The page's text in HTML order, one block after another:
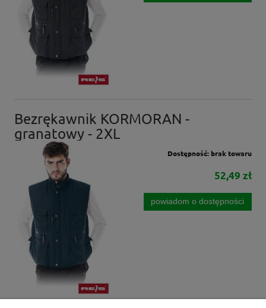
Bezrękawnik KORMORAN -
granatowy - 2XL
Dostępność: brak towaru
52,49 zł
powiadom o dostępności